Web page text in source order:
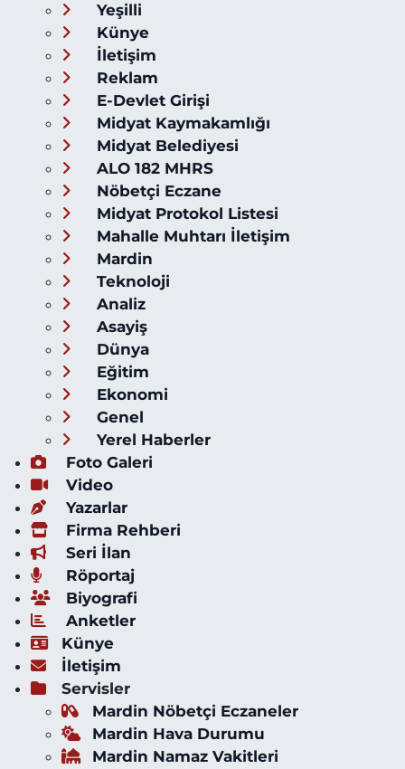
Yeşilli
Künye
İletişim
Reklam
E-Devlet Girişi
Midyat Kaymakamlığı
Midyat Belediyesi
ALO 182 MHRS
Nöbetçi Eczane
Midyat Protokol Listesi
Mahalle Muhtarı İletişim
Mardin
Teknoloji
Analiz
Asayiş
Dünya
Eğitim
Ekonomi
Genel
Yerel Haberler
Foto Galeri
Video
Yazarlar
Firma Rehberi
Seri İlan
Röportaj
Biyografi
Anketler
Künye
İletişim
Servisler
Mardin Nöbetçi Eczaneler
Mardin Hava Durumu
Mardin Namaz Vakitleri